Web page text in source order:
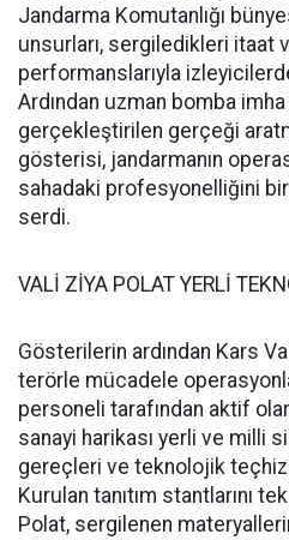
Jandarma Komutanlığı
unsurları, sergiledikleri itaat
performanslarıyla
Ardından uzman bomba
gerçekleştirilen gerçeği
gösterisi, jandarmanın
sahadaki profesyonelliğini
serdi.
VALİ ZİYA POLAT YERLİ
Gösterilerin ardından Kars
terörle mücadele
personeli tarafından aktif
sanayi harikası yerli ve milli
gereçleri ve teknolojik
Kurulan tanıtım stantlarını
Polat, sergilenen